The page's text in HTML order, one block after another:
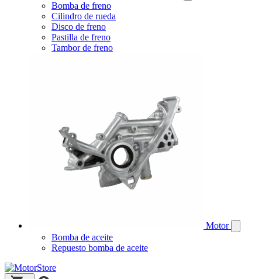
Bomba de freno
Cilindro de rueda
Disco de freno
Pastilla de freno
Tambor de freno
Motor
Bomba de aceite
Repuesto bomba de aceite